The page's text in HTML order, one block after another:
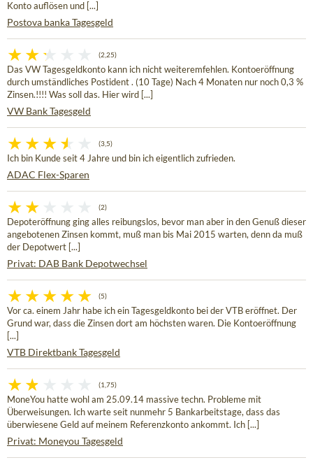
Konto auflösen und [...]
Postova banka Tagesgeld
(2,25)
Das VW Tagesgeldkonto kann ich nicht weiteremfehlen. Kontoeröffnung
durch umständliches Postident . (10 Tage) Nach 4 Monaten nur noch 0,3 %
Zinsen.!!!! Was soll das. Hier wird [...]
VW Bank Tagesgeld
(3,5)
Ich bin Kunde seit 4 Jahre und bin ich eigentlich zufrieden.
ADAC Flex-Sparen
(2)
Depoteröffnung ging alles reibungslos, bevor man aber in den Genuß dieser
angebotenen Zinsen kommt, muß man bis Mai 2015 warten, denn da muß
der Depotwert [...]
Privat: DAB Bank Depotwechsel
(5)
Vor ca. einem Jahr habe ich ein Tagesgeldkonto bei der VTB eröffnet. Der
Grund war, dass die Zinsen dort am höchsten waren. Die Kontoeröffnung
[...]
VTB Direktbank Tagesgeld
(1,75)
MoneYou hatte wohl am 25.09.14 massive techn. Probleme mit
Überweisungen. Ich warte seit nunmehr 5 Bankarbeitstage, dass das
überwiesene Geld auf meinem Referenzkonto ankommt. Ich [...]
Privat: Moneyou Tagesgeld